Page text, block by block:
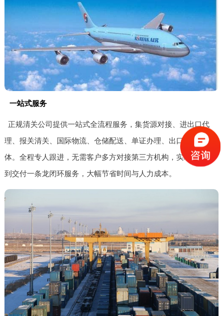
一站式服务
正规清关公司提供一站式全流程服务，集货源对接、进出口代
理、报关清关、国际物流、仓储配送、单证办理、出口退税于一
体。全程专人跟进，无需客户多方对接第三方机构，实现从接单
到交付一条龙闭环服务，大幅节省时间与人力成本。